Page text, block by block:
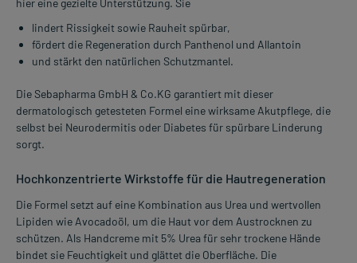
hier eine gezielte Unterstützung. Sie
lindert Rissigkeit sowie Rauheit spürbar,
fördert die Regeneration durch Panthenol und Allantoin
und stärkt den natürlichen Schutzmantel.
Die Sebapharma GmbH & Co.KG garantiert mit dieser
dermatologisch getesteten Formel eine wirksame Akutpflege, die
selbst bei Neurodermitis oder Diabetes für spürbare Linderung
sorgt.
Hochkonzentrierte Wirkstoffe für die Hautregeneration
Die Formel setzt auf eine Kombination aus Urea und wertvollen
Lipiden wie Avocadoöl, um die Haut vor dem Austrocknen zu
schützen. Als Handcreme mit 5% Urea für sehr trockene Hände
bindet sie Feuchtigkeit und glättet die Oberfläche. Die